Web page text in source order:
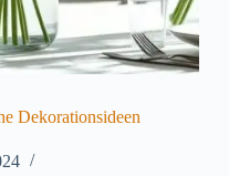
Dekorationsideen